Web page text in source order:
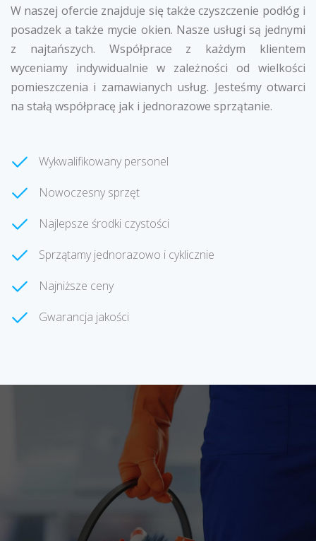
W naszej ofercie znajduje się także czyszczenie podłóg i
posadzek a także mycie okien. Nasze usługi są jednymi
z najtańszych. Współprace z każdym klientem
wyceniamy indywidualnie w zależności od wielkości
pomieszczenia i zamawianych usług. Jesteśmy otwarci
na stałą współpracę jak i jednorazowe sprzątanie.
Wykwalifikowany personel
Nowoczesny sprzęt
Najlepsze środki czystości
Sprzątamy jednorazowo i cyklicznie
Najniższe ceny
Gwarancja jakości